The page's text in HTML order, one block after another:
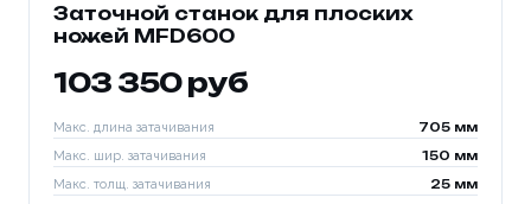
Заточной станок для плоских
ножей MFD600
103 350 руб
Макс. длина затачивания 705 мм
Макс. шир. затачивания 150 мм
Макс. толщ. затачивания 25 мм